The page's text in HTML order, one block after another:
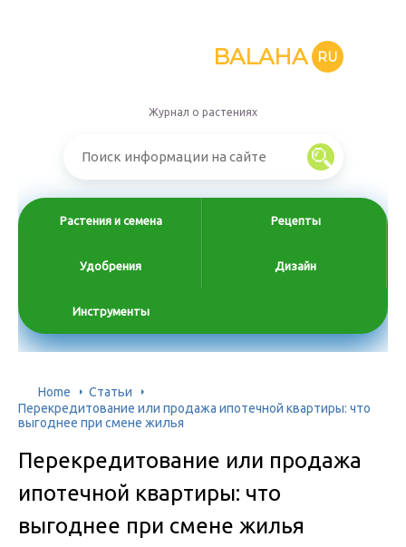
BALAHA RU
Журнал о растениях
Растения и семена Рецепты
Удобрения Дизайн
Инструменты
Home
Статьи
Перекредитование или продажа ипотечной квартиры: что
выгоднее при смене жилья
Перекредитование или продажа
ипотечной квартиры: что
выгоднее при смене жилья